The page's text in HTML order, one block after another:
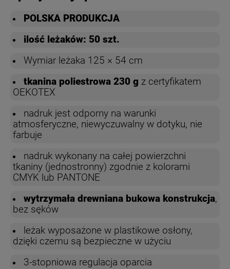
POLSKA PRODUKCJA
ilość leżaków: 50 szt.
Wymiar leżaka 125 × 54 cm
tkanina poliestrowa 230 g z certyfikatem
OEKOTEX
nadruk jest odporny na warunki
atmosferyczne, niewyczuwalny w dotyku, nie
farbuje
nadruk wykonany na całej powierzchni
tkaniny (jednostronny) zgodnie z kolorami
CMYK lub PANTONE
wytrzymała drewniana bukowa konstrukcja,
bez sęków
leżak wyposażone w plastikowe osłony,
dzięki czemu są bezpieczne w użyciu
3-stopniowa regulacja oparcia